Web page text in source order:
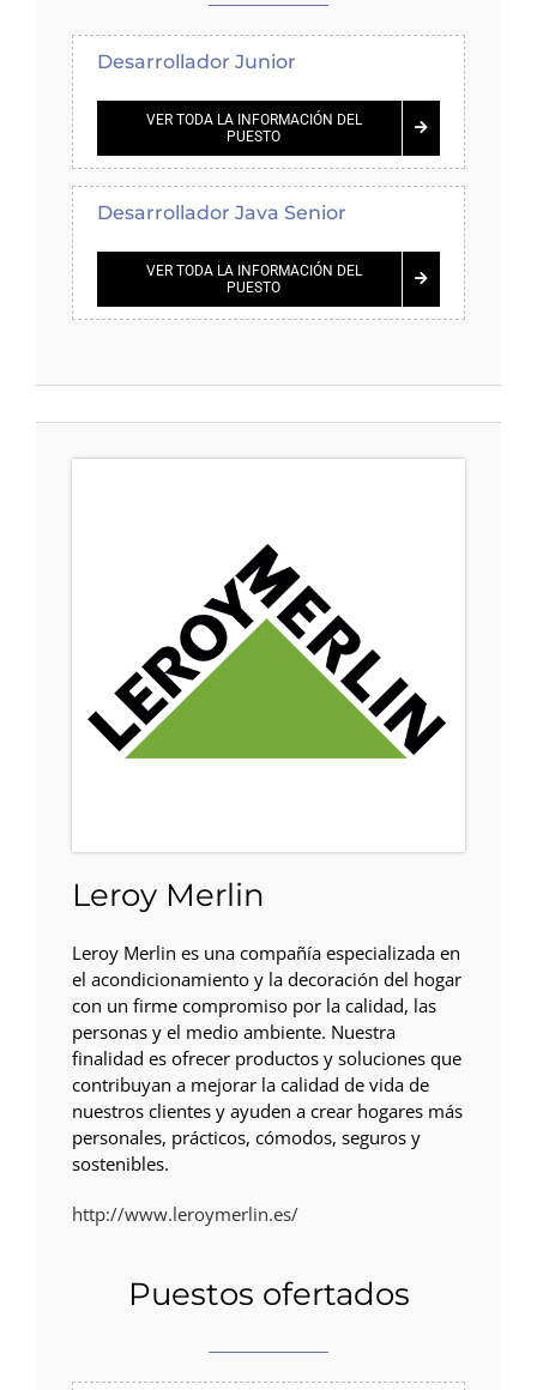
Desarrollador Junior
VER TODA LA INFORMACIÓN DEL
PUESTO
Desarrollador Java Senior
VER TODA LA INFORMACIÓN DEL
PUESTO
Leroy Merlin
Leroy Merlin es una compañía especializada en
el acondicionamiento y la decoración del hogar
con un firme compromiso por la calidad, las
personas y el medio ambiente. Nuestra
finalidad es ofrecer productos y soluciones que
contribuyan a mejorar la calidad de vida de
nuestros clientes y ayuden a crear hogares más
personales, prácticos, cómodos, seguros y
sostenibles.
http://www.leroymerlin.es/
Puestos ofertados